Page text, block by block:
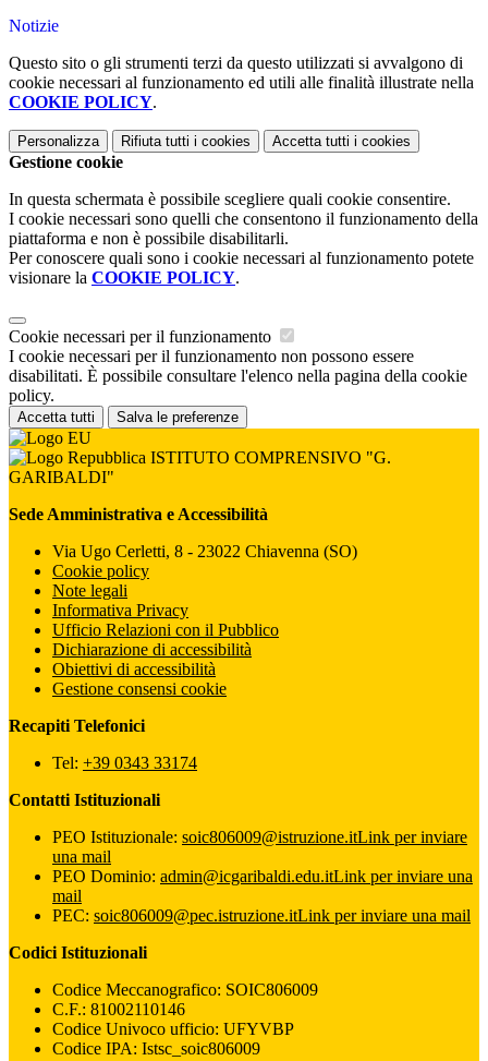
Notizie
Questo sito o gli strumenti terzi da questo utilizzati si avvalgono di
cookie necessari al funzionamento ed utili alle finalità illustrate nella
COOKIE POLICY.
Personalizza Rifiuta tutti i cookies Accetta tutti i cookies
Gestione cookie
In questa schermata è possibile scegliere quali cookie consentire.
I cookie necessari sono quelli che consentono il funzionamento della
piattaforma e non è possibile disabilitarli.
Per conoscere quali sono i cookie necessari al funzionamento potete
visionare la COOKIE POLICY.
Cookie necessari per il funzionamento
I cookie necessari per il funzionamento non possono essere
disabilitati. È possibile consultare l'elenco nella pagina della cookie
policy.
Accetta tutti Salva le preferenze
ISTITUTO COMPRENSIVO "G.
GARIBALDI"
Sede Amministrativa e Accessibilità
Via Ugo Cerletti, 8 - 23022 Chiavenna (SO)
Cookie policy
Note legali
Informativa Privacy
Ufficio Relazioni con il Pubblico
Dichiarazione di accessibilità
Obiettivi di accessibilità
Gestione consensi cookie
Recapiti Telefonici
Tel: +39 0343 33174
Contatti Istituzionali
PEO Istituzionale: soic806009@istruzione.itLink per inviare
una mail
PEO Dominio: admin@icgaribaldi.edu.itLink per inviare una
mail
PEC: soic806009@pec.istruzione.itLink per inviare una mail
Codici Istituzionali
Codice Meccanografico: SOIC806009
C.F.: 81002110146
Codice Univoco ufficio: UFYVBP
Codice IPA: Istsc_soic806009